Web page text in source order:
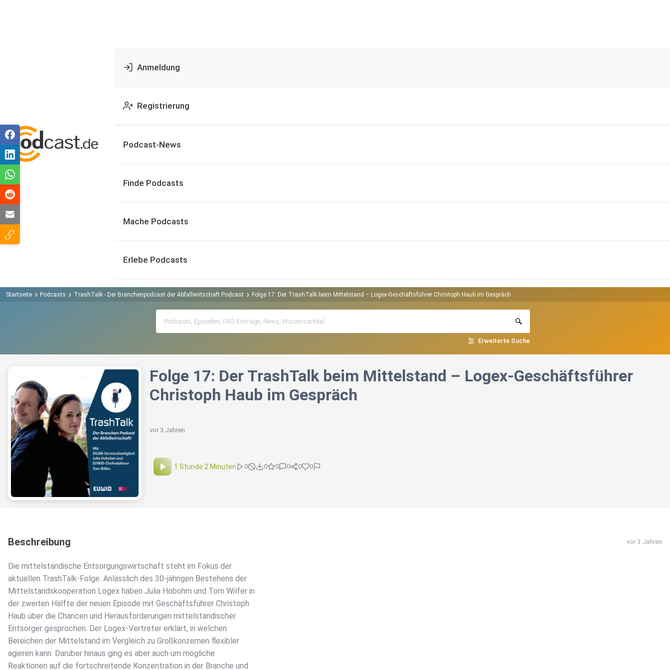
Anmeldung
Registrierung
Podcast-News
Finde Podcasts
Mache Podcasts
Erlebe Podcasts
Startseite Podcasts TrashTalk - Der Branchenpodcast der Abfallwirtschaft Podcast Folge 17: Der TrashTalk beim Mittelstand – Logex-Geschäftsführer Christoph Haub im Gespräch
Erweiterte Suche
Folge 17: Der TrashTalk beim Mittelstand – Logex-Geschäftsführer
Christoph Haub im Gespräch
vor 3 Jahren
1 Stunde 2 Minuten 0 0 0 0 0 0
Beschreibung vor 3 Jahren
Die mittelständische Entsorgungswirtschaft steht im Fokus der
aktuellen TrashTalk-Folge. Anlässlich des 30-jährigen Bestehens der
Mittelstandskooperation Logex haben Julia Hobohm und Tom Wilfer in
der zweiten Hälfte der neuen Episode mit Geschäftsführer Christoph
Haub über die Chancen und Herausforderungen mittelständischer
Entsorger gesprochen. Der Logex-Vertreter erklärt, in welchen
Bereichen der Mittelstand im Vergleich zu Großkonzernen flexibler
agieren kann. Darüber hinaus ging es aber auch um mögliche
Reaktionen auf die fortschreitende Konzentration in der Branche und